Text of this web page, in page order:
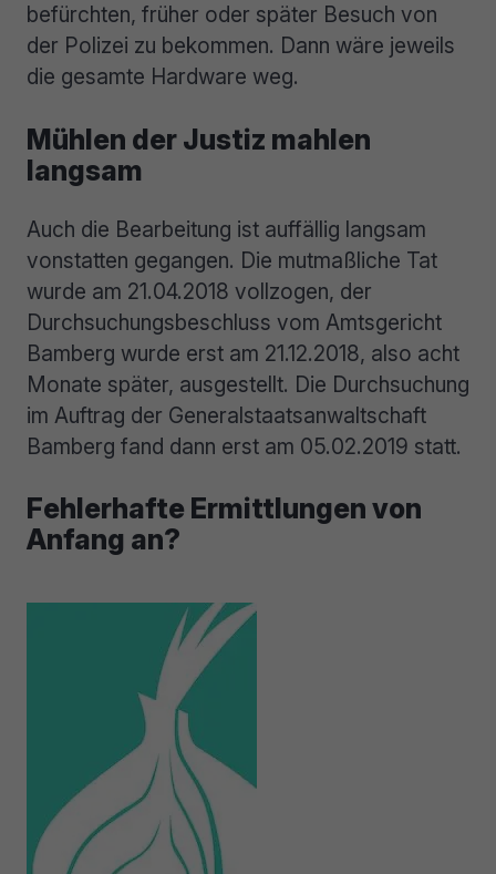
befürchten, früher oder später Besuch von
der Polizei zu bekommen. Dann wäre jeweils
die gesamte Hardware weg.
Mühlen der Justiz mahlen
langsam
Auch die Bearbeitung ist auffällig langsam
vonstatten gegangen. Die mutmaßliche Tat
wurde am 21.04.2018 vollzogen, der
Durchsuchungsbeschluss vom Amtsgericht
Bamberg wurde erst am 21.12.2018, also acht
Monate später, ausgestellt. Die Durchsuchung
im Auftrag der Generalstaatsanwaltschaft
Bamberg fand dann erst am 05.02.2019 statt.
Fehlerhafte Ermittlungen von
Anfang an?